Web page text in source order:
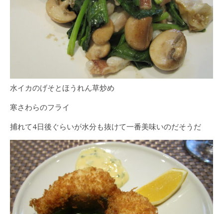
水イカのげそとほうれん草炒め
寒さわらのフライ
捕れて4日後ぐらいが水分も抜けて一番美味いのだそうだ